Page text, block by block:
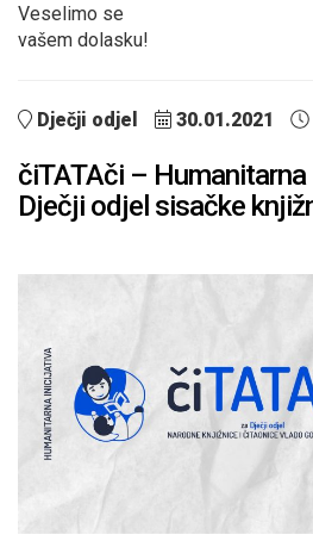
Veselimo se
vašem dolasku!
Dječji odjel 30.01.2021
čiTATAči –
Dječji odjel sisačke